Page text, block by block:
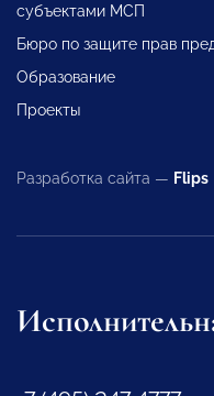
субъектами МСП
Бюро по защите прав
Образование
Проекты
Разработка сайта — Flips